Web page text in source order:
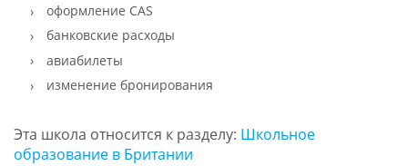
оформление CAS
банковские расходы
авиабилеты
изменение бронирования
Эта школа относится к разделу: Школьное
образование в Британии